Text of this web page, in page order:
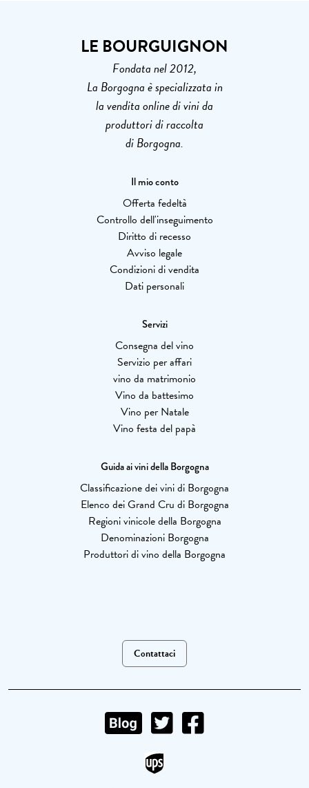
LE BOURGUIGNON
Fondata nel 2012,
La Borgogna è specializzata in
la vendita online di vini da
produttori di raccolta
di Borgogna.
Il mio conto
Offerta fedeltà
Controllo dell'inseguimento
Diritto di recesso
Avviso legale
Condizioni di vendita
Dati personali
Servizi
Consegna del vino
Servizio per affari
vino da matrimonio
Vino da battesimo
Vino per Natale
Vino festa del papà
Guida ai vini della Borgogna
Classificazione dei vini di Borgogna
Elenco dei Grand Cru di Borgogna
Regioni vinicole della Borgogna
Denominazioni Borgogna
Produttori di vino della Borgogna
Contattaci